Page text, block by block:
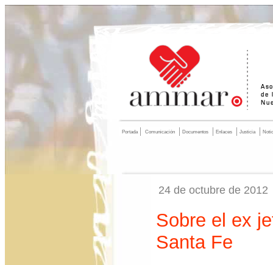
Portada Comunicación Documentos Enlaces Justicia
24 de octubre de 2012
Sobre el ex
Santa Fe